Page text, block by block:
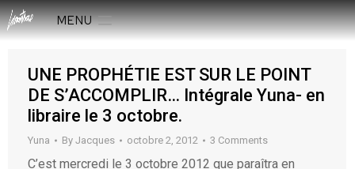
MENU
UNE PROPHÉTIE EST SUR LE POINT
DE S’ACCOMPLIR… Intégrale Yuna- en
libraire le 3 octobre.
Yuna By Jacques octobre 2, 2012 3 Comments
C’est mercredi le 3 octobre 2012 que paraîtra en